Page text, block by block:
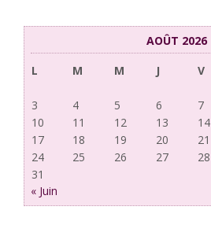
AOÛT 2026
L
M M J V
3
4 5 6 7
10
11 12 13 14
17
18 19 20 21
24
25 26 27 28
31
« Juin